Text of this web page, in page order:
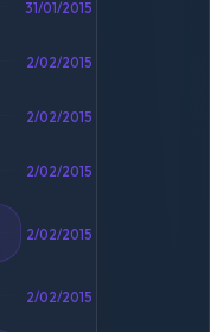
31/01/2015
2/02/2015
2/02/2015
2/02/2015
2/02/2015
2/02/2015